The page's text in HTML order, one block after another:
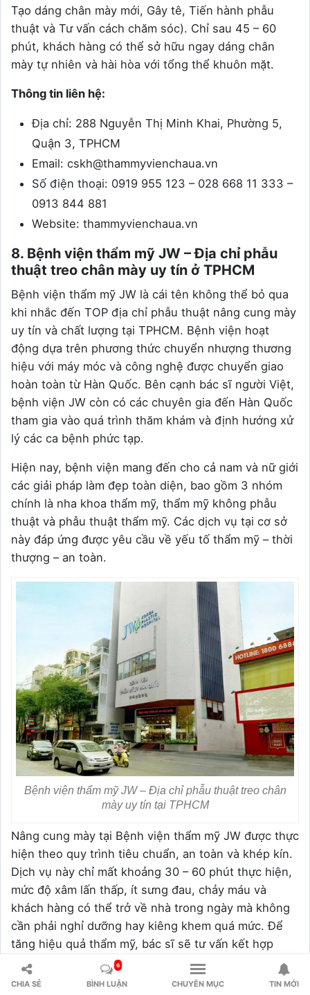
Tạo dáng chân mày mới, Gây tê, Tiến hành phẫu
thuật và Tư vấn cách chăm sóc). Chỉ sau 45 – 60
phút, khách hàng có thể sở hữu ngay dáng chân
mày tự nhiên và hài hòa với tổng thể khuôn mặt.
Thông tin liên hệ:
Địa chỉ: 288 Nguyễn Thị Minh Khai, Phường 5,
Quận 3, TPHCM
Email: cskh@thammyvienchaua.vn
Số điện thoại: 0919 955 123 – 028 668 11 333 –
0913 844 881
Website: thammyvienchaua.vn
8. Bệnh viện thẩm mỹ JW – Địa chỉ phẫu
thuật treo chân mày uy tín ở TPHCM
Bệnh viện thẩm mỹ JW là cái tên không thể bỏ qua
khi nhắc đến TOP địa chỉ phẫu thuật nâng cung mày
uy tín và chất lượng tại TPHCM. Bệnh viện hoạt
động dựa trên phương thức chuyển nhượng thương
hiệu với máy móc và công nghệ được chuyển giao
hoàn toàn từ Hàn Quốc. Bên cạnh bác sĩ người Việt,
bệnh viện JW còn có các chuyên gia đến Hàn Quốc
tham gia vào quá trình thăm khám và định hướng xử
lý các ca bệnh phức tạp.
Hiện nay, bệnh viện mang đến cho cả nam và nữ giới
các giải pháp làm đẹp toàn diện, bao gồm 3 nhóm
chính là nha khoa thẩm mỹ, thẩm mỹ không phẫu
thuật và phẫu thuật thẩm mỹ. Các dịch vụ tại cơ sở
này đáp ứng được yêu cầu về yếu tố thẩm mỹ – thời
thượng – an toàn.
Bệnh viện thẩm mỹ JW – Địa chỉ phẫu thuật treo chân
mày uy tín tại TPHCM
Nâng cung mày tại Bệnh viện thẩm mỹ JW được thực
hiện theo quy trình tiêu chuẩn, an toàn và khép kín.
Dịch vụ này chỉ mất khoảng 30 – 60 phút thực hiện,
mức độ xâm lấn thấp, ít sưng đau, chảy máu và
khách hàng có thể trở về nhà trong ngày mà không
cần phải nghỉ dưỡng hay kiêng khem quá mức. Để
tăng hiệu quả thẩm mỹ, bác sĩ sẽ tư vấn kết hợp
phun xăm, lấy bọng mắt và nhấn mí/ cắt mí trong
một số trường hợp cần thiết.
CHIA SẺ
6
BÌNH LUẬN CHUYÊN MỤC TIN MỚI